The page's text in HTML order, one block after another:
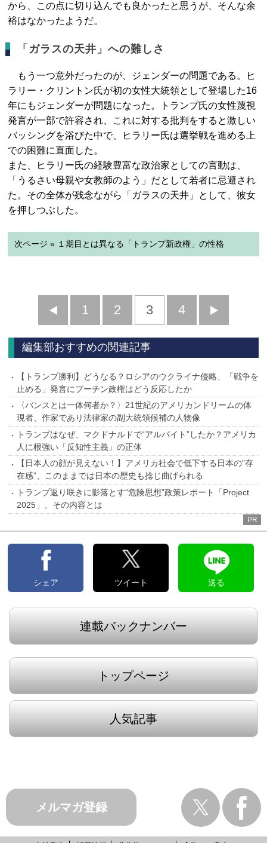
から、この点に切り込んでも良かったと思うが、そんな余
裕はなかったようだ。
「ガラスの天井」への難しさ
もう一つ意外だったのが、ジェンダーの問題である。ヒ
ラリー・クリントン氏が初の女性大統領として登場した16
年にもジェンダーが問題になった。トランプ氏の女性蔑視
発言が一部で許容され、これに対する批判をすると激しい
バッシングを浴びた中で、ヒラリー氏は選挙戦を進める上
での困難に直面した。
また、ヒラリー氏の経験豊富な政治家としての言動は、
「うるさい母親や女教師のよう」だとして若者に忌避され
た。その全体が残念ながら「ガラスの天井」として、彼女
を押しつぶした。
次ページ » １期目とは異なる「トランプ新政権」の性格
前
へ
1 2 3 4
へ
編集部おすすめの関連記事
【トランプ勝利】どうなる？ロシアのウクライナ侵略、「戦争を
止める」発言にプーチン政権はどう反応したか
〈バンスとは一体何者か？〉21世紀のアメリカンドリームの体
現者、作家であり法律家の副大統領候補の人物像
トランプはなぜ、マクドナルドで“アルバイト”したか？アメリカ
人に根強い「反知性主義」の正体
【日本人の顔が見えない！】アメリカ社会で低下する日本の”存
在感”、このままでは日本の歴史も捻じ曲げられる
トランプ返り咲きに影落とす“危険思想”政策レポート「Project
2025」、その内容とは
PR
シェア ツイート 送る
連載バックナンバー
トップページ
人気記事
メルマガ登録